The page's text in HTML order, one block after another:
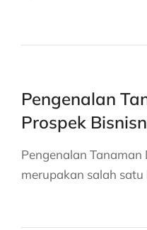
Pengenalan
Prospek
Pengenalan
merupakan salah